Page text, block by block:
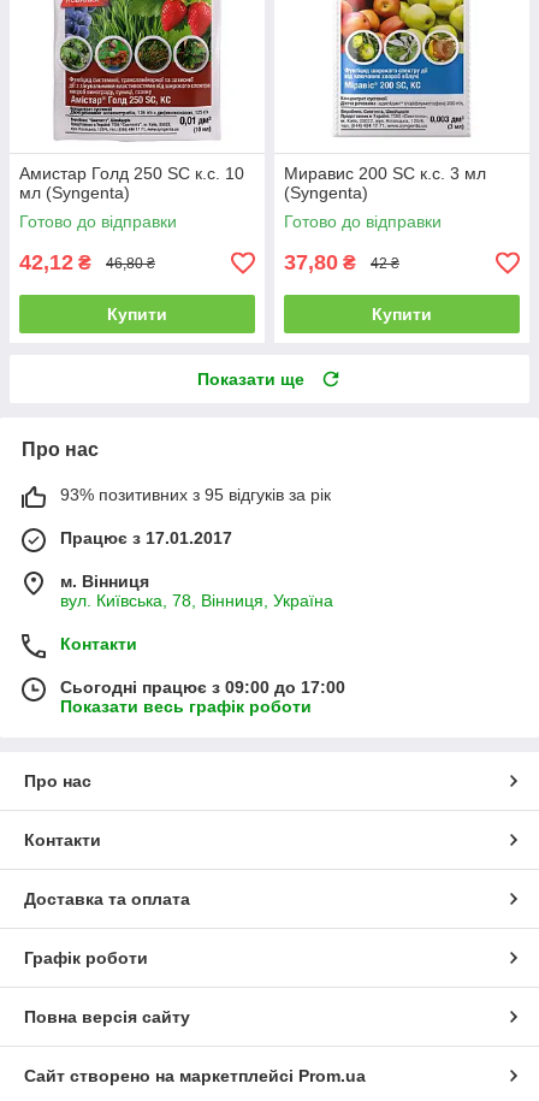
Амистар Голд 250 SC к.с. 10
мл (Syngenta)
Готово до відправки
42,12 ₴ 46,80 ₴
Купити
Миравис 200 SC к.с. 3 мл
(Syngenta)
Готово до відправки
37,80 ₴ 42 ₴
Купити
Показати ще
Про нас
93% позитивних з 95 відгуків за рік
Працює з 17.01.2017
м. Вінниця
вул. Київська, 78, Вінниця, Україна
Контакти
Сьогодні працює з 09:00 до 17:00
Показати весь графік роботи
Про нас
Контакти
Доставка та оплата
Графік роботи
Повна версія сайту
Сайт створено на маркетплейсі Prom.ua